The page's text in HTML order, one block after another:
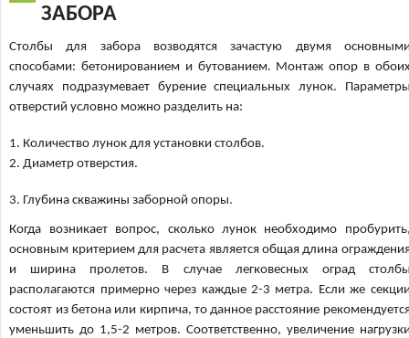
ЗАБОРА
Столбы для забора возводятся зачастую двумя
способами: бетонированием и бутованием. Монтаж опор в
случаях подразумевает бурение специальных лунок.
отверстий условно можно разделить на:
1. Количество лунок для установки столбов.
2. Диаметр отверстия.
3. Глубина скважины заборной опоры.
Когда возникает вопрос, сколько лунок необходимо
основным критерием для расчета является общая длина
и ширина пролетов. В случае легковесных оград
располагаются примерно через каждые 2-3 метра. Если же
состоят из бетона или кирпича, то данное расстояние
уменьшить до 1,5-2 метров. Соответственно, увеличение